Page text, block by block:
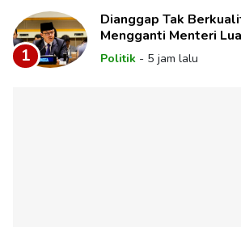
1
Dianggap Tak
Mengganti Menteri
Politik - 5 jam lalu